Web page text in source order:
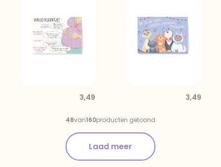
3,49 3,49
48van160producten getoond
Laad meer